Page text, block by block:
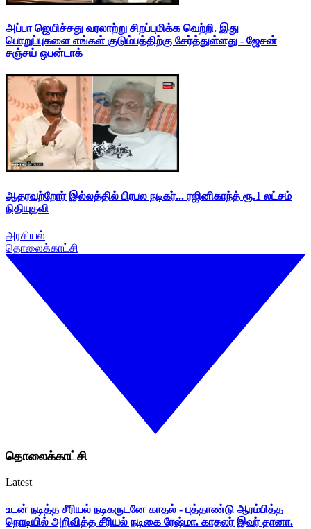
அப்பா ஜெயிச்சது வரலாற்று சிறப்புமிக்க வெற்றி. இது
பொறுப்புகளை எங்கள் குடும்பத்திற்கு சேர்த்துள்ளது - ஜேசன்
சஞ்சய் ஒபன்டாக்
ஆதரவற்றோர் இல்லத்தில் பிரபல நடிகர்... ரஜினிகாந்த் ரூ.1 லட்சம்
நிதியுதவி
அரசியல்
தொலைக்காட்சி
தொலைக்காட்சி
Latest
உடன் நடித்த சீரியல் நடிகருடனே காதல் - புத்தாண்டு ஆரம்பித்த
நொடியில் அறிவித்த சீரியல் நடிகை ரேஷ்மா. காதலர் இவர் தானா.